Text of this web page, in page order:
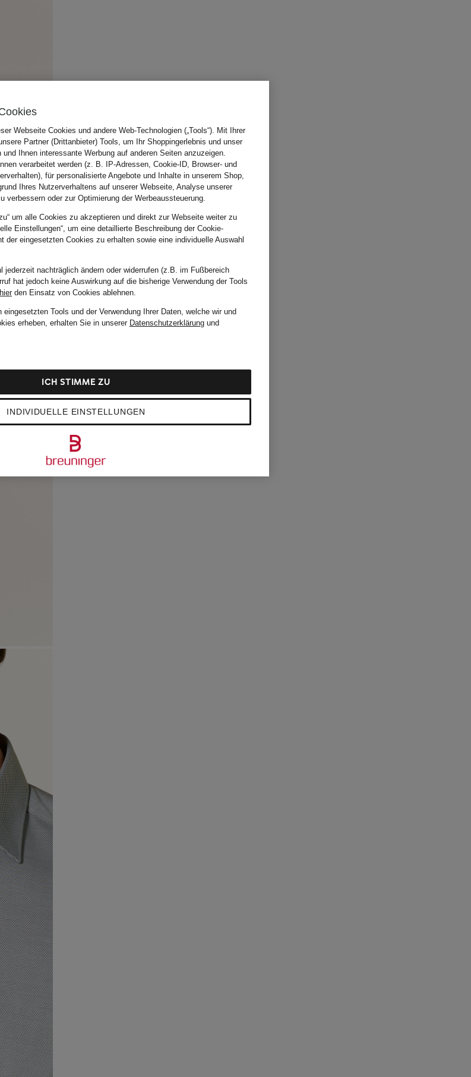
Webseite Cookies und andere Web-Technologien („Tools“). Mit Ihrer
Partner (Drittanbieter) Tools, um Ihr Shoppingerlebnis und unser
Ihnen interessante Werbung auf anderen Seiten anzuzeigen.
verarbeitet werden (z. B. IP-Adressen, Cookie-ID, Browser- und
für personalisierte Angebote und Inhalte in unserem Shop,
Ihres Nutzerverhaltens auf unserer Webseite, Analyse unserer
verbessern oder zur Optimierung der Werbeaussteuerung.
um alle Cookies zu akzeptieren und direkt zur Webseite weiter zu
Einstellungen“, um eine detaillierte Beschreibung der Cookie-
der eingesetzten Cookies zu erhalten sowie eine individuelle Auswahl
jederzeit nachträglich ändern oder widerrufen (z.B. im Fußbereich
hat jedoch keine Auswirkung auf die bisherige Verwendung der Tools
hierden Einsatz von Cookies ablehnen.
Tools und der Verwendung Ihrer Daten, welche wir und
erheben, erhalten Sie in unserer Datenschutzerklärung und
INDIVIDUELLE EINSTELLUNGEN
ICH STIMME ZU